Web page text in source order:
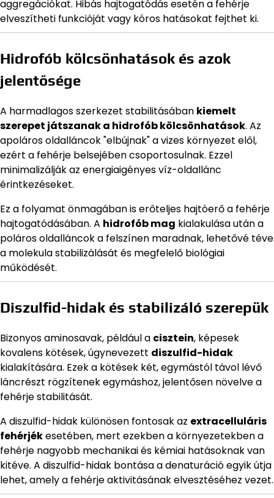
aggregációkat. Hibás hajtogatódás esetén a fehérje
elveszítheti funkcióját vagy kóros hatásokat fejthet ki.
Hidrofób kölcsönhatások és azok
jelentősége
A harmadlagos szerkezet stabilitásában kiemelt
szerepet játszanak a hidrofób kölcsönhatások. Az
apoláros oldalláncok "elbújnak" a vizes környezet elől,
ezért a fehérje belsejében csoportosulnak. Ezzel
minimalizálják az energiaigényes víz-oldallánc
érintkezéseket.
Ez a folyamat önmagában is erőteljes hajtóerő a fehérje
hajtogatódásában. A hidrofób mag kialakulása után a
poláros oldalláncok a felszínen maradnak, lehetővé téve
a molekula stabilizálását és megfelelő biológiai
működését.
Diszulfid-hidak és stabilizáló szerepük
Bizonyos aminosavak, például a cisztein, képesek
kovalens kötések, úgynevezett diszulfid-hidak
kialakítására. Ezek a kötések két, egymástól távol lévő
láncrészt rögzítenek egymáshoz, jelentősen növelve a
fehérje stabilitását.
A diszulfid-hidak különösen fontosak az extracelluláris
fehérjékesetében, mert ezekben a környezetekben a
fehérje nagyobb mechanikai és kémiai hatásoknak van
kitéve. A diszulfid-hidak bontása a denaturáció egyik útja
lehet, amely a fehérje aktivitásának elvesztéséhez vezet.